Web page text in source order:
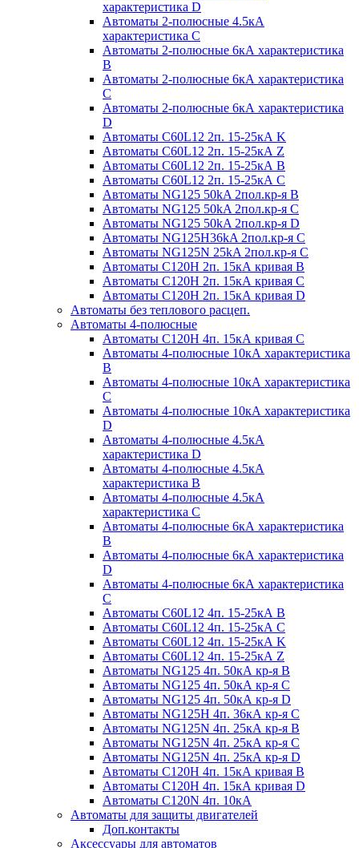
характеристика D
Автоматы 2-полюсные 4.5кА
характеристика С
Автоматы 2-полюсные 6кА характеристика
B
Автоматы 2-полюсные 6кА характеристика
C
Автоматы 2-полюсные 6кА характеристика
D
Автоматы C60L12 2п. 15-25кА K
Автоматы C60L12 2п. 15-25кА Z
Автоматы C60L12 2п. 15-25кА B
Автоматы C60L12 2п. 15-25кА C
Автоматы NG125 50kA 2пол.кр-я B
Автоматы NG125 50kA 2пол.кр-я C
Автоматы NG125 50kA 2пол.кр-я D
Автоматы NG125H36kA 2пол.кр-я C
Автоматы NG125N 25kA 2пол.кр-я C
Автоматы С120H 2п. 15кА кривая B
Автоматы С120H 2п. 15кА кривая C
Автоматы С120H 2п. 15кА кривая D
Автоматы без теплового расцеп.
Автоматы 4-полюсные
Автоматы С120H 4п. 15кА кривая C
Автоматы 4-полюсные 10кА характеристика
B
Автоматы 4-полюсные 10кА характеристика
C
Автоматы 4-полюсные 10кА характеристика
D
Автоматы 4-полюсные 4.5кА
характеристика D
Автоматы 4-полюсные 4.5кА
характеристика В
Автоматы 4-полюсные 4.5кА
характеристика С
Автоматы 4-полюсные 6кА характеристика
B
Автоматы 4-полюсные 6кА характеристика
D
Автоматы 4-полюсные 6кА характеристика
С
Автоматы C60L12 4п. 15-25кА B
Автоматы C60L12 4п. 15-25кА C
Автоматы C60L12 4п. 15-25кА K
Автоматы C60L12 4п. 15-25кА Z
Автоматы NG125 4п. 50кА кр-я B
Автоматы NG125 4п. 50кА кр-я C
Автоматы NG125 4п. 50кА кр-я D
Автоматы NG125H 4п. 36кА кр-я C
Автоматы NG125N 4п. 25кА кр-я B
Автоматы NG125N 4п. 25кА кр-я C
Автоматы NG125N 4п. 25кА кр-я D
Автоматы С120H 4п. 15кА кривая B
Автоматы С120H 4п. 15кА кривая D
Автоматы С120N 4п. 10кА
Автоматы для защиты двигателей
Доп.контакты
Аксессуары для автоматов